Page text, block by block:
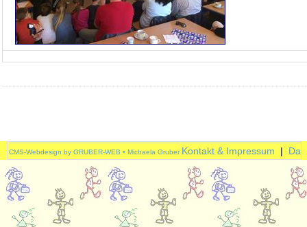
CMS-Webdesign by GRUBER-WEB • Michaela Gruber Kontakt & Impressum |